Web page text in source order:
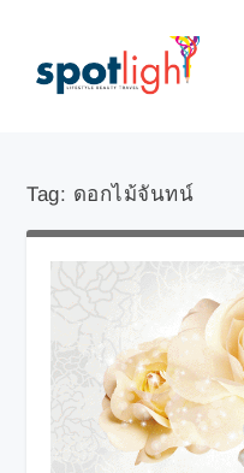
Tag: ดอกไม้จันทน์